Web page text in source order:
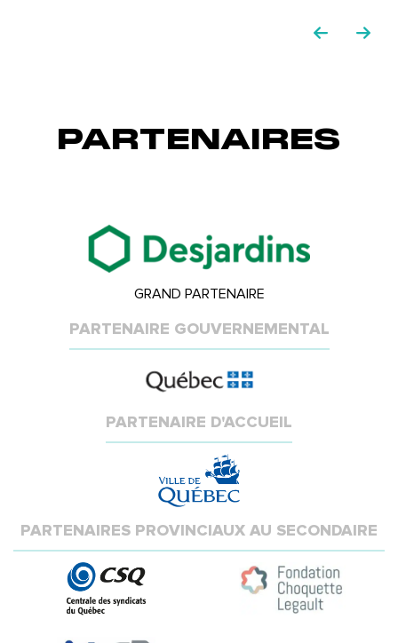
PARTENAIRES
GRAND PARTENAIRE
PARTENAIRE GOUVERNEMENTAL
PARTENAIRE D'ACCUEIL
PARTENAIRES PROVINCIAUX AU SECONDAIRE